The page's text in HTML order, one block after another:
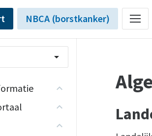
NBCA (borstkanker)
arrow_drop_down